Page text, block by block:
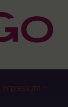
Impressum –